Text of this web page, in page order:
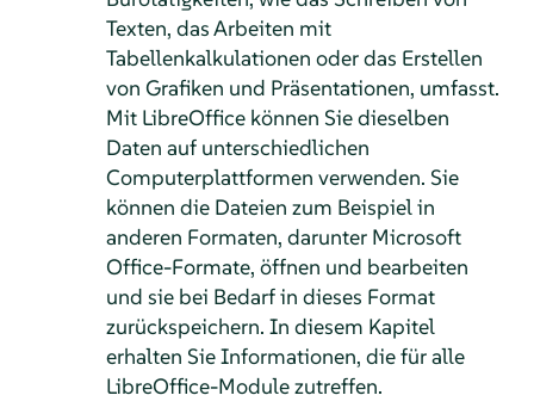
Texten, das Arbeiten mit
Tabellenkalkulationen oder das Erstellen
von Grafiken und Präsentationen, umfasst.
Mit LibreOffice können Sie dieselben
Daten auf unterschiedlichen
Computerplattformen verwenden. Sie
können die Dateien zum Beispiel in
anderen Formaten, darunter Microsoft
Office-Formate, öffnen und bearbeiten
und sie bei Bedarf in dieses Format
zurückspeichern. In diesem Kapitel
erhalten Sie Informationen, die für alle
LibreOffice-Module zutreffen.